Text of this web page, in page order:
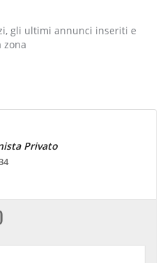
gli ultimi annunci inseriti e
Privato